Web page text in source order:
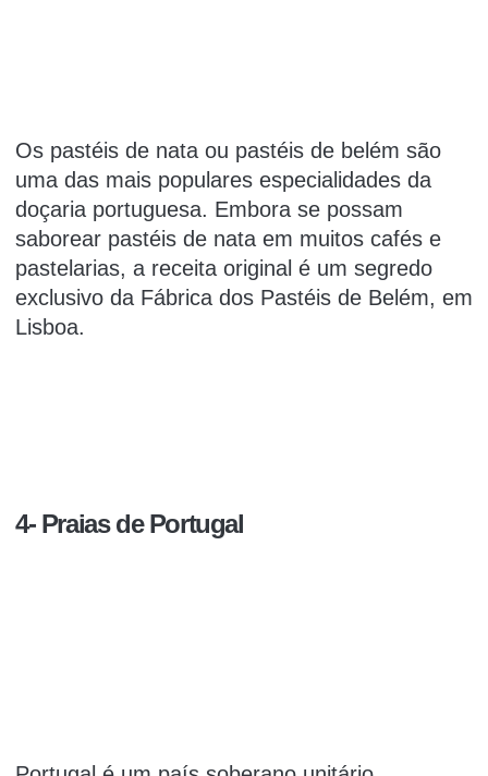
Os pastéis de nata ou pastéis de belém são
uma das mais populares especialidades da
doçaria portuguesa. Embora se possam
saborear pastéis de nata em muitos cafés e
pastelarias, a receita original é um segredo
exclusivo da Fábrica dos Pastéis de Belém, em
Lisboa.
4- Praias de Portugal